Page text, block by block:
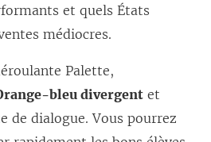
et quels États
médiocres.
Palette,
bleu divergent et
de dialogue. Vous pourrez